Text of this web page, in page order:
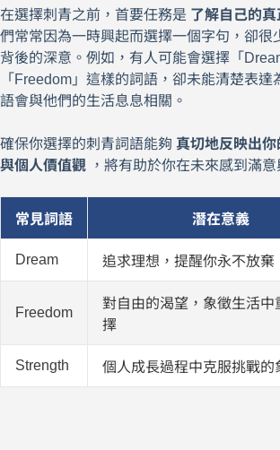
在選擇刺青之前，首要任務是 了解自己的真
們常常因為一時興起而選擇一個字句，卻很
背後的深意。例如，有人可能會選擇「
「Freedom」這樣的詞語，卻未能清楚表達
語會與他們的生活息息相關。
確保你選擇的刺青詞語能夠 真切地反映出
與個人價值觀 ，將有助於你在未來感到滿意
常見詞語 潛在意義
Dream 追求理想，提醒你永不放棄
Freedom
對自由的渴望，象徵生活中
擇
Strength 個人成長過程中克服挑戰的